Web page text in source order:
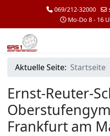
069/212-32000
Mo-Do 8 - 16
Aktuelle Seite: Startseite
Ernst-Reuter-
Frankfurt am